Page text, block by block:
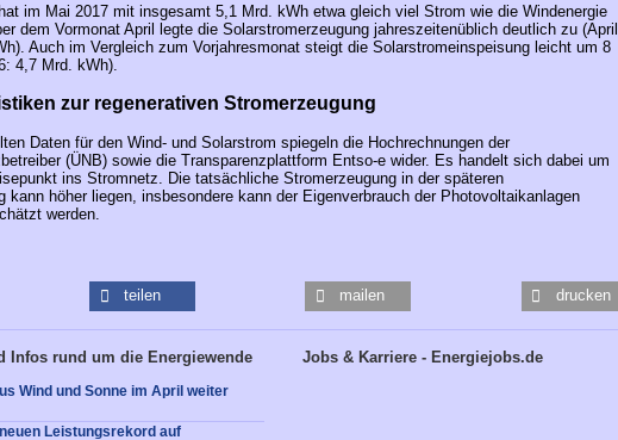
im Mai 2017 mit insgesamt 5,1 Mrd. kWh etwa gleich viel Strom wie die Windenergie
dem Vormonat April legte die Solarstromerzeugung jahreszeitenüblich deutlich zu (April
Auch im Vergleich zum Vorjahresmonat steigt die Solarstromeinspeisung leicht um 8
4,7 Mrd. kWh).
zur regenerativen Stromerzeugung
Daten für den Wind- und Solarstrom spiegeln die Hochrechnungen der
(ÜNB) sowie die Transparenzplattform Entso-e wider. Es handelt sich dabei um
ins Stromnetz. Die tatsächliche Stromerzeugung in der späteren
kann höher liegen, insbesondere kann der Eigenverbrauch der Photovoltaikanlagen
werden.
teilen mailen drucken
Infos rund um die Energiewende
Wind und Sonne im April weiter
Leistungsrekord auf
Jobs & Karriere - Energiejobs.de